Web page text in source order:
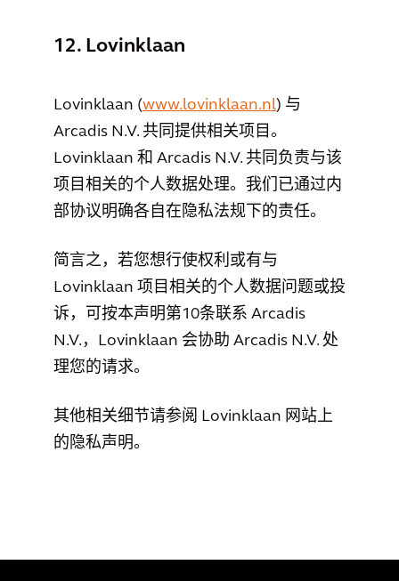
12. Lovinklaan
Lovinklaan (www.lovinklaan.nl) 与
Arcadis N.V. 共同提供相关项目。
Lovinklaan 和 Arcadis N.V. 共同负责与该
项目相关的个人数据处理。我们已通过内
部协议明确各自在隐私法规下的责任。
简言之，若您想行使权利或有与
Lovinklaan 项目相关的个人数据问题或投
诉，可按本声明第10条联系 Arcadis
N.V.，Lovinklaan 会协助 Arcadis N.V. 处
理您的请求。
其他相关细节请参阅 Lovinklaan 网站上
的隐私声明。